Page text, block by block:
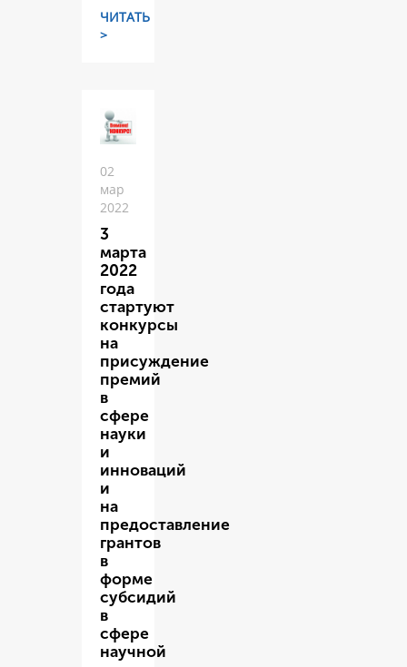
ЧИТАТЬ
>
02
мар
2022
3
марта
2022
года
стартуют
конкурсы
на
присуждение
премий
в
сфере
науки
и
инноваций
и
на
предоставление
грантов
в
форме
субсидий
в
сфере
научной